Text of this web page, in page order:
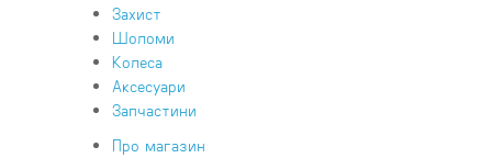
Захист
Шоломи
Колеса
Аксесуари
Запчастини
Про магазин